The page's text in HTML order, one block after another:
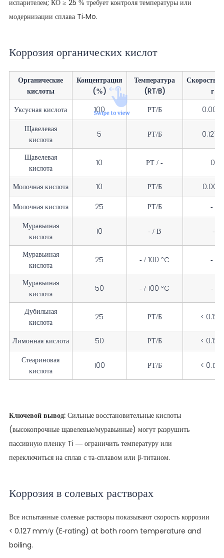
испарителем; КО ≥ 25 % требует контроля температуры или
модернизации сплава Ti-Mo.
Коррозия органических кислот
Органические
кислоты
Концентрация
(%)
Температура
(RT/B)
Скорость
г
Уксусная кислота
100 РТ/Б
0.000
Щавелевая
кислота
5 РТ/Б 0.127
Щавелевая
кислота
10 РТ / -
Молочная кислота 10 РТ/Б
0.000
Молочная кислота
25 РТ/Б
- /
Муравьиная
кислота
10 - / В - /
Муравьиная
кислота
25 - / 100 °C - /
Муравьиная
кислота
50 - / 100 °C - /
Дубильная
кислота
25 РТ/Б <
Лимонная кислота 50 РТ/Б
<
Стеариновая
кислота
100 РТ/Б <
Ключевой вывод:Сильные восстановительные кислоты
(высокопрочные щавелевые/муравьиные) могут разрушить
пассивную пленку Ti — ограничить температуру или
переключиться на сплав с та-сплавом или β-титаном.
Коррозия в солевых растворах
Все испытанные солевые растворы показывают скорость коррозии
< 0.127 mm/y (E‑rating) at both room temperature and
boiling.